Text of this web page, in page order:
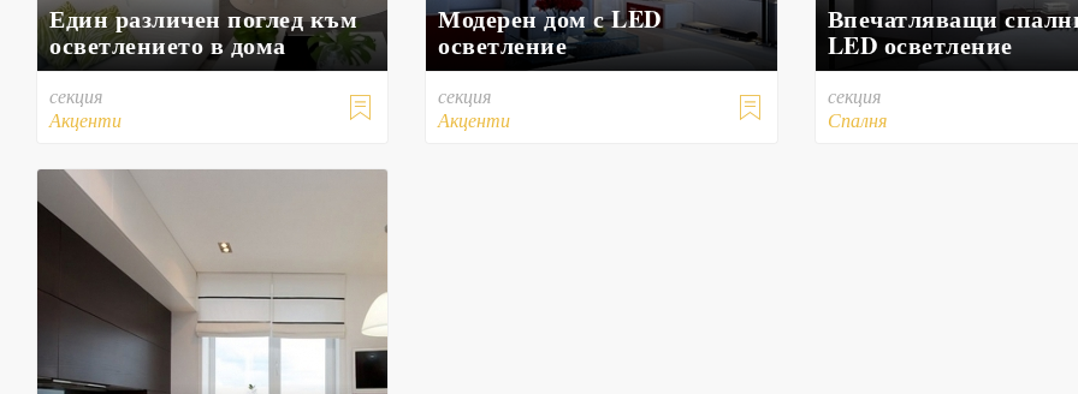
Един различен поглед към
осветлението в дома

секция
Акценти
Модерен дом с LED
осветление

секция
Акценти
Впечатляващи
LED осветление
секция
Спалня